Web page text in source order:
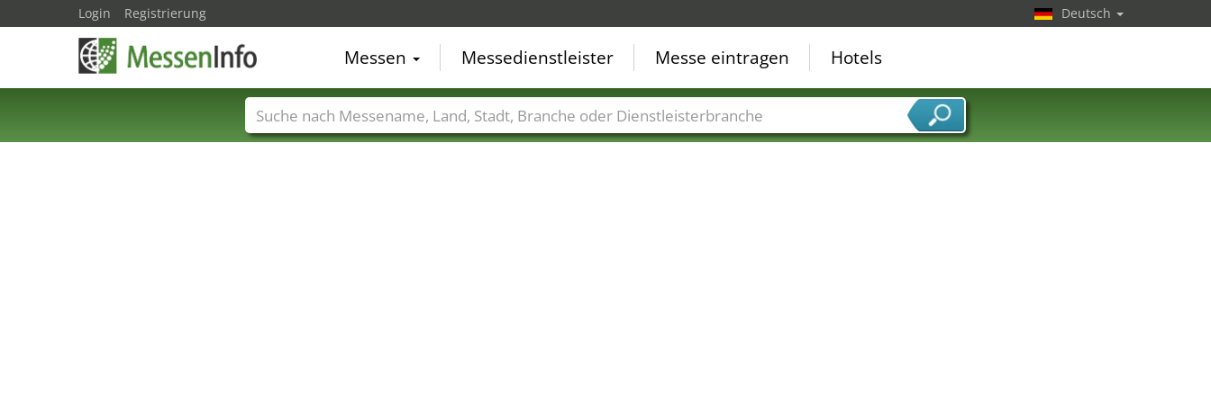
Login Registrierung Deutsch
Messen Messedienstleister Messe eintragen Hotels
Messenamen Länder Städte Branchen Dienstleisterbranchen